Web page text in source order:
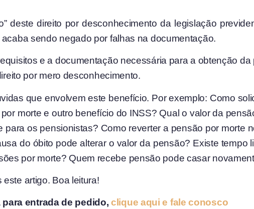
deste direito por desconhecimento da legislação
sendo negado por falhas na documentação.
e a documentação necessária para a obtenção
por mero desconhecimento.
que envolvem este benefício. Por exemplo: Como
morte e outro benefício do INSS? Qual o valor da
os pensionistas? Como reverter a pensão por morte
do óbito pode alterar o valor da pensão? Existe tempo
por morte? Quem recebe pensão pode casar
artigo. Boa leitura!
entrada de pedido, clique aqui e fale conosco